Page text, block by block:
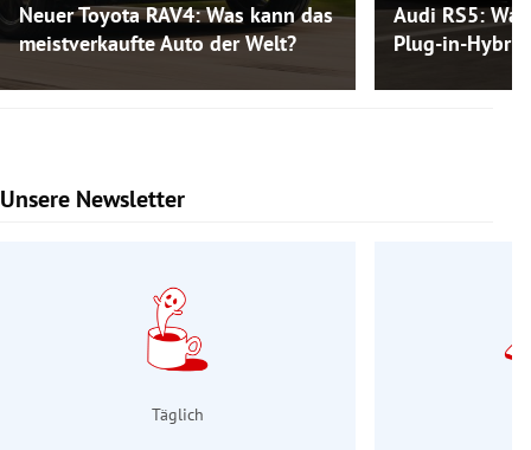
Neuer Toyota RAV4: Was kann das
meistverkaufte Auto der Welt?
Audi RS5:
Plug-in-
Unsere Newsletter
Slide 1 von 9
Täglich